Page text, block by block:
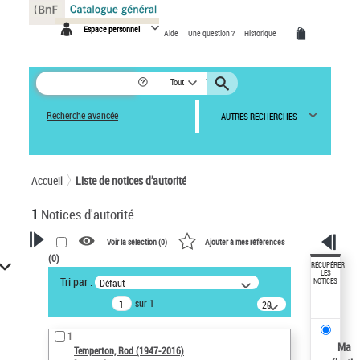
Espace personnel Aide Une question ? Historique
Tout
Recherche avancée AUTRES RECHERCHES
Accueil Liste de notices d’autorité
1 Notices d'autorité
VOTRE RECHERCHE
Recherche avancée dans les
notices d’autorité
Œuvres liées à l'auteur :
Temperton, Rod (1947-2016)
Voir la sélection (0) Ajouter à mes références
(0)
Tri par : Défaut
sur 1
20
résultats/page
1
Temperton, Rod (1947-2016)
RÉCUPÉRER
LES
NOTICES
Ma
Panneau de gestion des cookies